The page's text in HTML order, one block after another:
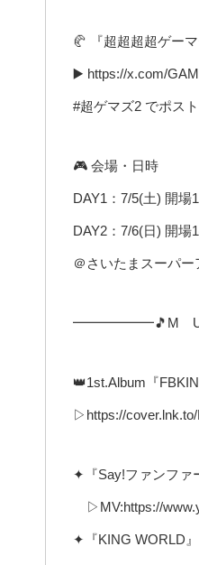
🥐 『超超超超ゲー
▶️ https://x.com/
#超ゲマズ2 でポスト
🎮 会場・日時
DAY1：7/5(土) 開場
DAY2：7/6(日) 開場
＠さいたまスーパー
━━━━━━🎵M
👑1st.Album『
▷https://
✦『Say!ファンファ
▷MV:https://
✦『KING WORLD』